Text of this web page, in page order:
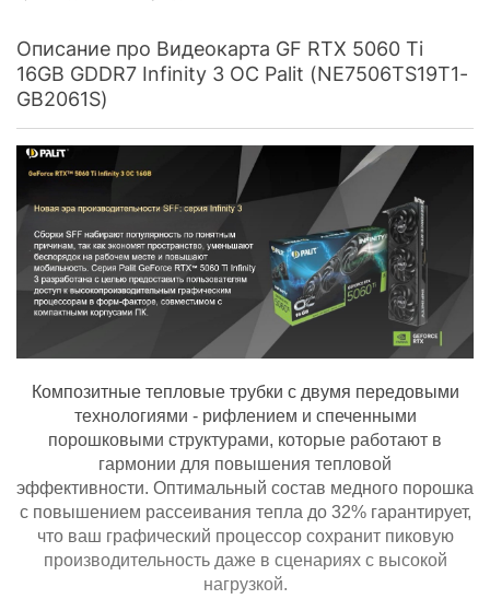
Описание про Видеокарта GF RTX 5060 Ti
16GB GDDR7 Infinity 3 OC Palit (NE7506TS19T1-
GB2061S)
Композитные тепловые трубки с двумя передовыми
технологиями - рифлением и спеченными
порошковыми структурами, которые работают в
гармонии для повышения тепловой
эффективности. Оптимальный состав медного порошка
с повышением рассеивания тепла до 32% гарантирует,
что ваш графический процессор сохранит пиковую
производительность даже в сценариях с высокой
нагрузкой.